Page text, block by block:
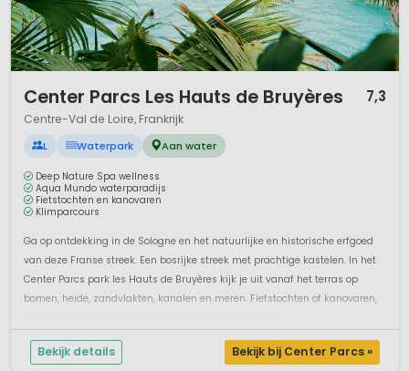
Center Parcs Les Hauts de Bruyères 7,3
Centre-Val de Loire, Frankrijk
L Waterpark Aan water
Deep Nature Spa wellness
Aqua Mundo waterparadijs
Fietstochten en kanovaren
Klimparcours
Ga op ontdekking in de Sologne en het natuurlijke en historische erfgoed
van deze Franse streek. Een bosrijke streek met prachtige kastelen. In het
Center Parcs park les Hauts de Bruyères kijk je uit vanaf het terras op
bomen, heide, zandvlakten, kanalen en meren. Fietstochten of kanovaren,
Bekijk details Bekijk bij Center Parcs »